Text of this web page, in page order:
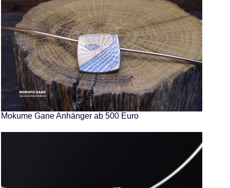
Mokume Gane Anhänger ab 500 Euro